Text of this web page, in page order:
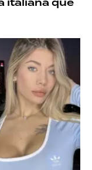
italiana que